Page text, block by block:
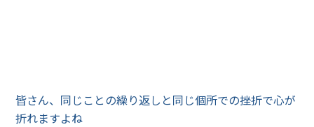
皆さん、同じことの繰り返しと同じ個所での挫折で心が
折れますよね